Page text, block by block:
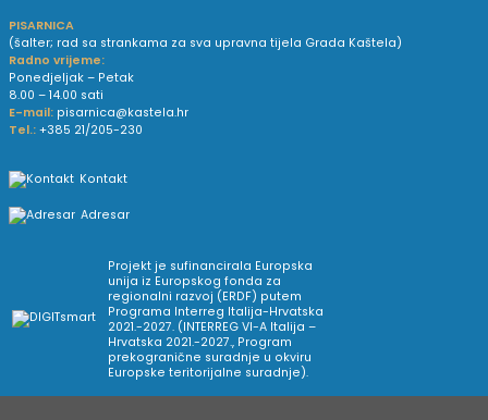
PISARNICA
(šalter; rad sa strankama za sva upravna tijela Grada Kaštela)
Radno vrijeme:
Ponedjeljak – Petak
8.00 – 14.00 sati
E-mail: pisarnica@kastela.hr
Tel.: +385 21/205-230
Kontakt
Adresar
Projekt je sufinancirala Europska
unija iz Europskog fonda za
regionalni razvoj (ERDF) putem
Programa Interreg Italija-Hrvatska
2021.-2027. (INTERREG VI-A Italija –
Hrvatska 2021.-2027., Program
prekogranične suradnje u okviru
Europske teritorijalne suradnje).